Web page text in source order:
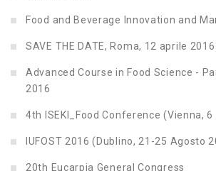
Food and Beverage Innovation and
SAVE THE DATE, Roma, 12 aprile 2016
Advanced Course in Food Science -
2016
4th ISEKI_Food Conference (Vienna,
IUFOST 2016 (Dublino, 21-25 Agosto
20th Eucarpia General Congress